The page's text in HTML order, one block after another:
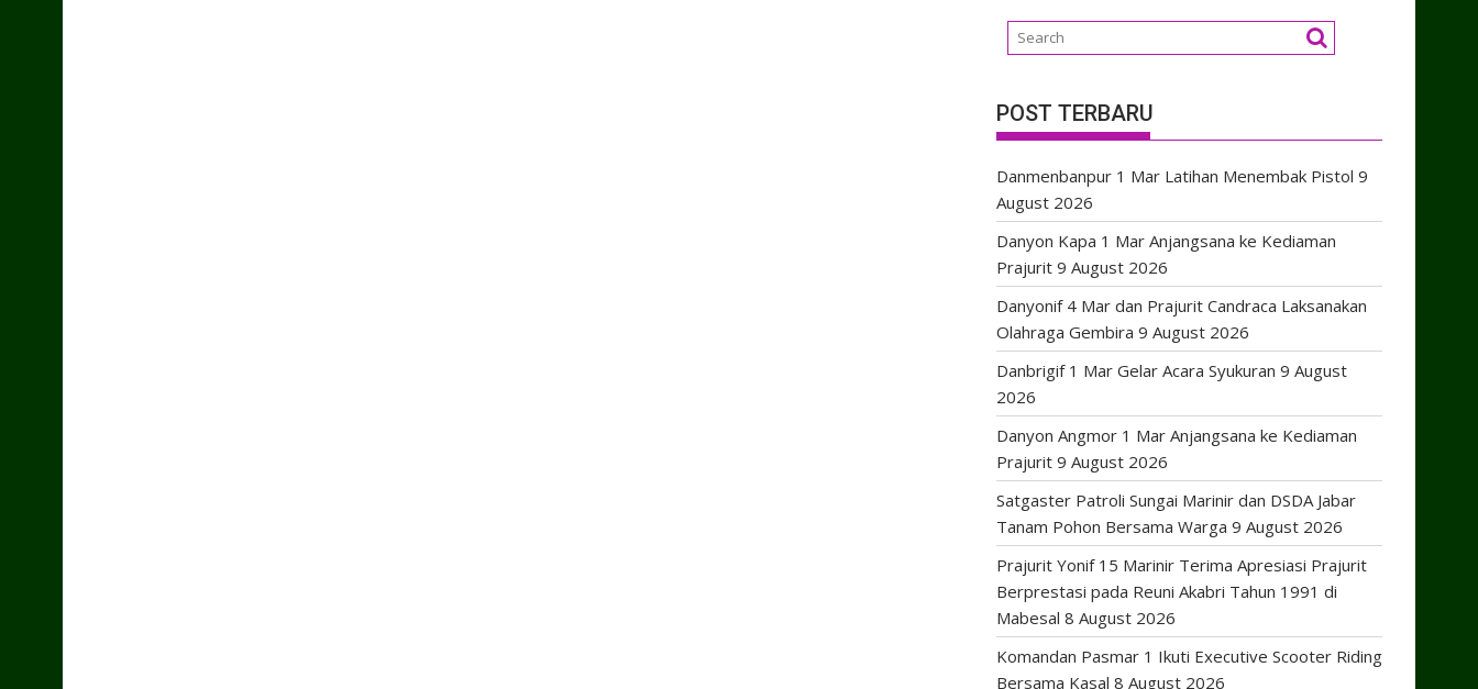
POST TERBARU
Danmenbanpur 1 Mar Latihan Menembak Pistol 9
August 2026
Danyon Kapa 1 Mar Anjangsana ke Kediaman
Prajurit 9 August 2026
Danyonif 4 Mar dan Prajurit Candraca Laksanakan
Olahraga Gembira 9 August 2026
Danbrigif 1 Mar Gelar Acara Syukuran 9 August
2026
Danyon Angmor 1 Mar Anjangsana ke Kediaman
Prajurit 9 August 2026
Satgaster Patroli Sungai Marinir dan DSDA Jabar
Tanam Pohon Bersama Warga 9 August 2026
Prajurit Yonif 15 Marinir Terima Apresiasi Prajurit
Berprestasi pada Reuni Akabri Tahun 1991 di
Mabesal 8 August 2026
Komandan Pasmar 1 Ikuti Executive Scooter Riding
Bersama Kasal 8 August 2026